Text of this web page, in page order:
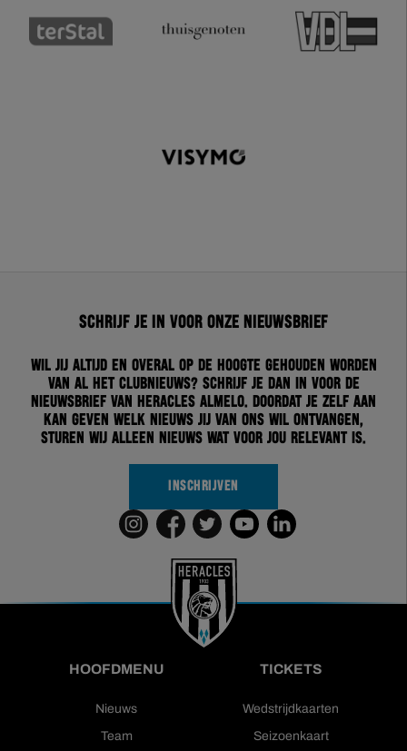
Schrijf je in voor onze nieuwsbrief
Wil jij altijd en overal op de hoogte gehouden worden
van al het clubnieuws? Schrijf je dan in voor de
nieuwsbrief van Heracles Almelo. Doordat je zelf aan
kan geven welk nieuws jij van ons wil ontvangen,
sturen wij alleen nieuws wat voor jou relevant is.
INSCHRIJVEN
HOOFDMENU
Nieuws
Team
TICKETS
Wedstrijdkaarten
Seizoenkaart